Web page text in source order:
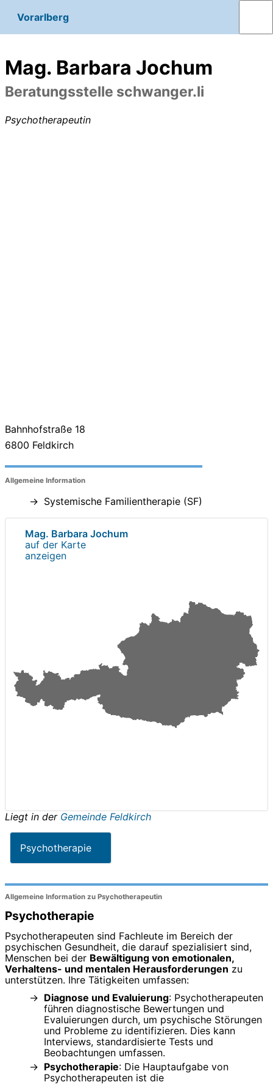
Vorarlberg
Mag. Barbara Jochum
Beratungsstelle schwanger.li
Psychotherapeutin
Bahnhofstraße 18
6800 Feldkirch
Allgemeine Information
Systemische Familientherapie (SF)
Mag. Barbara Jochum
auf der Karte
anzeigen
Liegt in der Gemeinde Feldkirch
Psychotherapie
Allgemeine Information zu Psychotherapeutin
Psychotherapie
Psychotherapeuten sind Fachleute im Bereich der
psychischen Gesundheit, die darauf spezialisiert sind,
Menschen bei der Bewältigung von emotionalen,
Verhaltens- und mentalen Herausforderungen zu
unterstützen. Ihre Tätigkeiten umfassen:
Diagnose und Evaluierung: Psychotherapeuten
führen diagnostische Bewertungen und
Evaluierungen durch, um psychische Störungen
und Probleme zu identifizieren. Dies kann
Interviews, standardisierte Tests und
Beobachtungen umfassen.
Psychotherapie: Die Hauptaufgabe von
Psychotherapeuten ist die